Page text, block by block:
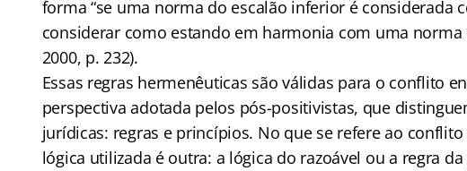
forma “se uma norma do escalão inferior é considerada
considerar como estando em harmonia com uma norma
2000, p. 232).
Essas regras hermenêuticas são válidas para o conflito
perspectiva adotada pelos pós-positivistas, que
jurídicas: regras e princípios. No que se refere ao
lógica utilizada é outra: a lógica do razoável ou a regra